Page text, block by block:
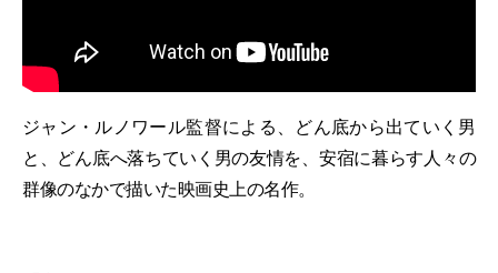
ジャン・ルノワール監督による、どん底から出ていく男
と、どん底へ落ちていく男の友情を、安宿に暮らす人々の
群像のなかで描いた映画史上の名作。